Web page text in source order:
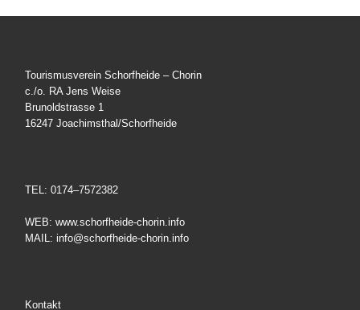
Tourismusverein Schorfheide – Chorin
c./o. RA Jens Weise
Brunoldstrasse 1
16247 Joachimsthal/Schorfheide
TEL: 0174–7572382
WEB: www.schorfheide-chorin.info
MAIL: info@schorfheide-chorin.info
Kontakt